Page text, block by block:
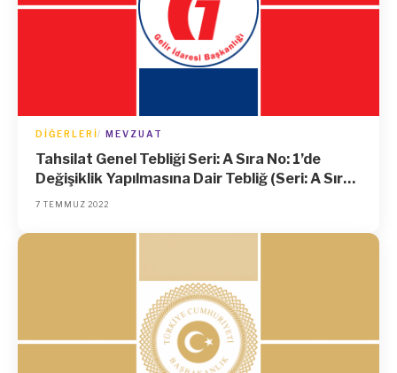
DIĞERLERI MEVZUAT
Tahsilat Genel Tebliği Seri: A Sıra No: 1’de
Değişiklik Yapılmasına Dair Tebliğ (Seri: A Sıra
No: 14)
7 TEMMUZ 2022